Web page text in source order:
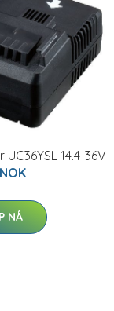
14.4-36V
NÅ